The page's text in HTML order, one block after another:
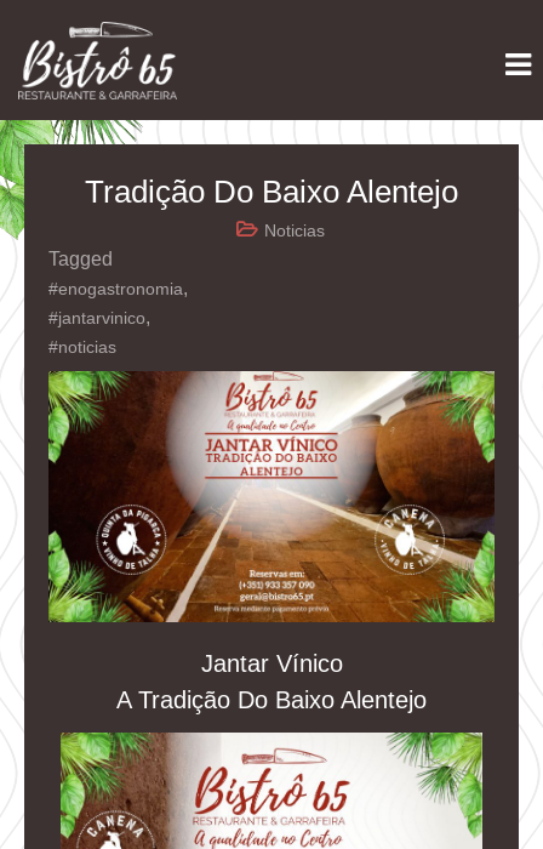
content
Bistrô 65
Restaurante e Garrafeira
Tradição Do Baixo Alentejo
Noticias
Tagged
#enogastronomia,
#jantarvinico,
#noticias
Jantar Vínico
A Tradição Do Baixo Alentejo